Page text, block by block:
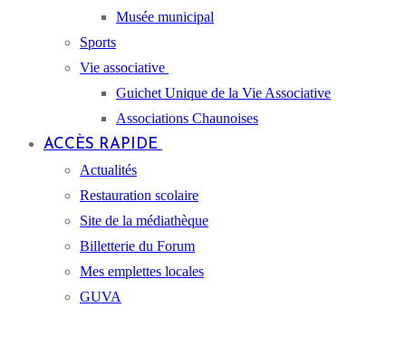
Musée municipal
Sports
Vie associative
Guichet Unique de la Vie Associative
Associations Chaunoises
ACCÈS RAPIDE
Actualités
Restauration scolaire
Site de la médiathèque
Billetterie du Forum
Mes emplettes locales
GUVA